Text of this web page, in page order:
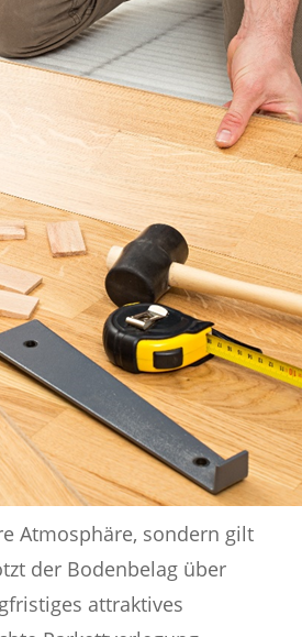
Atmosphäre, sondern gilt
der Bodenbelag über
attraktives